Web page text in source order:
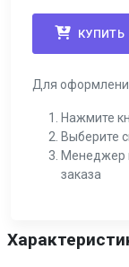
КУПИТЬ
Для
Нажмите
Выберите
Менеджер
заказа